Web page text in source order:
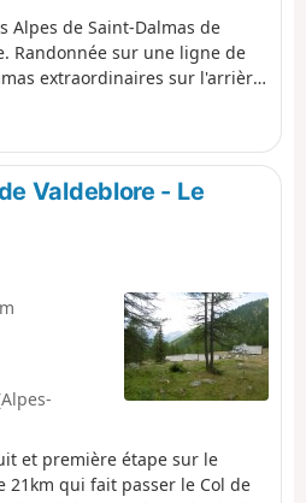
Alpes de Saint-Dalmas de
Randonnée sur une ligne de
extraordinaires sur l'arrière
Valdeblore - Le
et première étape sur le
21km qui fait passer le Col de